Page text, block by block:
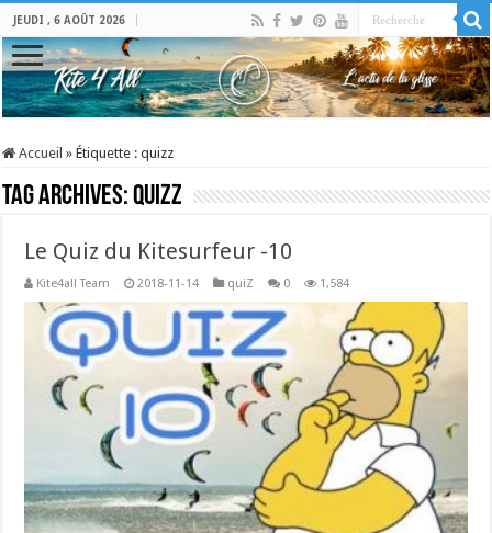
JEUDI , 6 AOÛT 2026
Accueil » Étiquette :quizz
Tag Archives:quizz
Le Quiz du Kitesurfeur -10
Kite4all Team 2018-11-14 quiZ 0 1,584